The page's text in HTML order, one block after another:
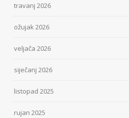
travanj 2026
ožujak 2026
veljača 2026
siječanj 2026
listopad 2025
rujan 2025